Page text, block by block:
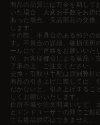
商品の品質には万全を期して
いた場合、大変お手数をお掛
あった場合、良品部品の交換
します。
その際、不具合のある部分の
す。不具合の詳細、破損個所
ールにてご連絡をお願いいた
尚、お客様都合による返品・
了承の上、ご注文ください。
交換・引取り手配は原則弊社
商品の引き上げに際しては、
だかないと、引き上げするこ
しくお願いいたします。
住所不備や注文間違いなど、
とエンドユーザーの間でご対
ても返品対応はできません。